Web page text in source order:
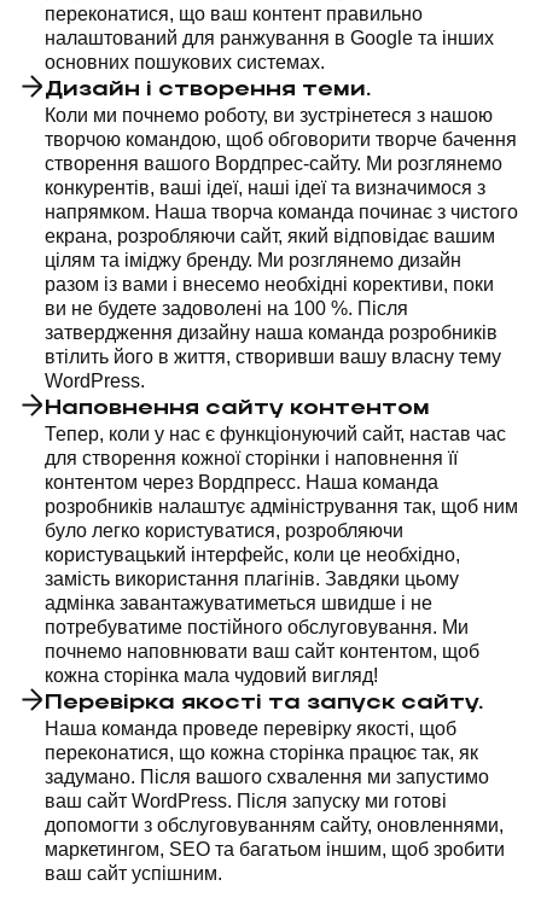
переконатися, що ваш контент правильно
налаштований для ранжування в Google та інших
основних пошукових системах.
Дизайн і створення теми.
Коли ми почнемо роботу, ви зустрінетеся з нашою
творчою командою, щоб обговорити творче бачення
створення вашого Вордпрес-сайту. Ми розглянемо
конкурентів, ваші ідеї, наші ідеї та визначимося з
напрямком. Наша творча команда починає з чистого
екрана, розробляючи сайт, який відповідає вашим
цілям та іміджу бренду. Ми розглянемо дизайн
разом із вами і внесемо необхідні корективи, поки
ви не будете задоволені на 100 %. Після
затвердження дизайну наша команда розробників
втілить його в життя, створивши вашу власну тему
WordPress.
Наповнення сайту контентом
Тепер, коли у нас є функціонуючий сайт, настав час
для створення кожної сторінки і наповнення її
контентом через Вордпресс. Наша команда
розробників налаштує адміністрування так, щоб ним
було легко користуватися, розробляючи
користувацький інтерфейс, коли це необхідно,
замість використання плагінів. Завдяки цьому
адмінка завантажуватиметься швидше і не
потребуватиме постійного обслуговування. Ми
почнемо наповнювати ваш сайт контентом, щоб
кожна сторінка мала чудовий вигляд!
Перевірка якості та запуск сайту.
Наша команда проведе перевірку якості, щоб
переконатися, що кожна сторінка працює так, як
задумано. Після вашого схвалення ми запустимо
ваш сайт WordPress. Після запуску ми готові
допомогти з обслуговуванням сайту, оновленнями,
маркетингом, SEO та багатьом іншим, щоб зробити
ваш сайт успішним.